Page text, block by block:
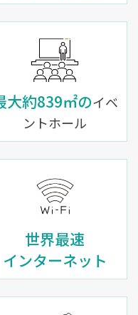
大約839㎡のイベ
ントホール
世界最速
インターネット